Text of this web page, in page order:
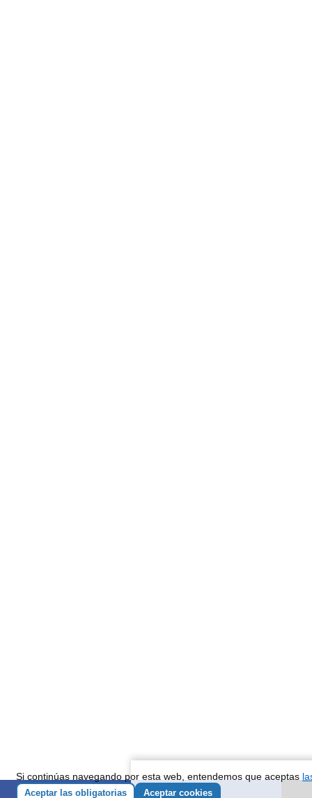
Si continúas navegando por esta web, entendemos que aceptas
Aceptar las obligatorias Aceptar cookies